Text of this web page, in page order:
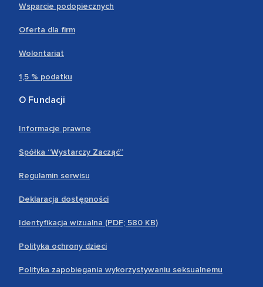
Wsparcie podopiecznych
Oferta dla firm
Wolontariat
1,5 % podatku
O Fundacji
Informacje prawne
Spółka “Wystarczy Zacząć”
Regulamin serwisu
Deklaracja dostępności
Identyfikacja wizualna (PDF; 580 KB)
Polityka ochrony dzieci
Polityka zapobiegania wykorzystywaniu seksualnemu